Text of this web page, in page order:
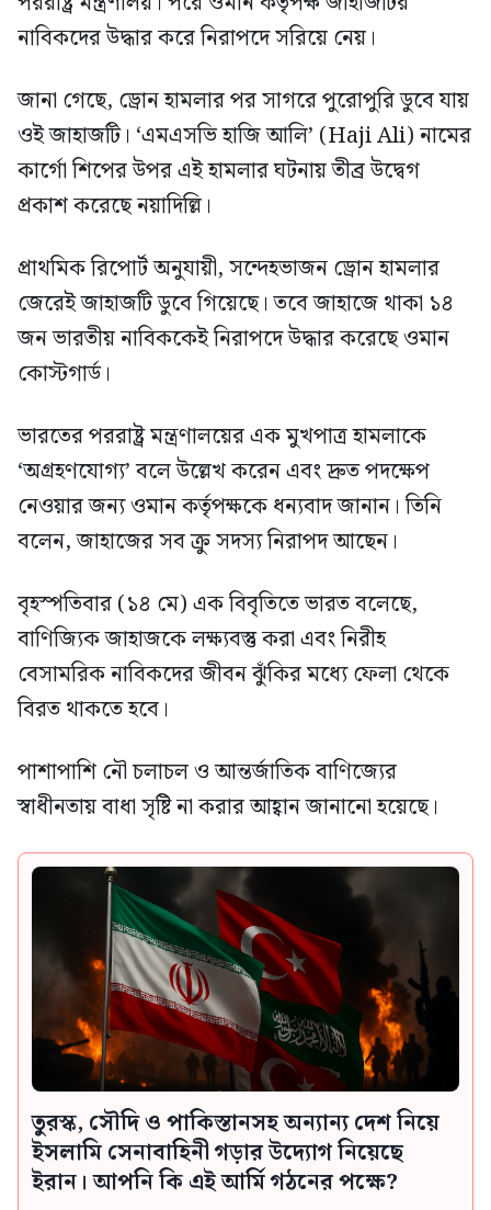
নাবিকদের উদ্ধার করে নিরাপদে সরিয়ে নেয়।
জানা গেছে, ড্রোন হামলার পর সাগরে পুরোপুরি ডুবে যায়
ওই জাহাজটি। ‘এমএসভি হাজি আলি’ (Haji Ali) নামের
কার্গো শিপের উপর এই হামলার ঘটনায় তীব্র উদ্বেগ
প্রকাশ করেছে নয়াদিল্লি।
প্রাথমিক রিপোর্ট অনুযায়ী, সন্দেহভাজন ড্রোন হামলার
জেরেই জাহাজটি ডুবে গিয়েছে। তবে জাহাজে থাকা ১৪
জন ভারতীয় নাবিককেই নিরাপদে উদ্ধার করেছে ওমান
কোস্টগার্ড।
ভারতের পররাষ্ট্র মন্ত্রণালয়ের এক মুখপাত্র হামলাকে
‘অগ্রহণযোগ্য’ বলে উল্লেখ করেন এবং দ্রুত পদক্ষেপ
নেওয়ার জন্য ওমান কর্তৃপক্ষকে ধন্যবাদ জানান। তিনি
বলেন, জাহাজের সব ক্রু সদস্য নিরাপদ আছেন।
বৃহস্পতিবার (১৪ মে) এক বিবৃতিতে ভারত বলেছে,
বাণিজ্যিক জাহাজকে লক্ষ্যবস্তু করা এবং নিরীহ
বেসামরিক নাবিকদের জীবন ঝুঁকির মধ্যে ফেলা থেকে
বিরত থাকতে হবে।
পাশাপাশি নৌ চলাচল ও আন্তর্জাতিক বাণিজ্যের
স্বাধীনতায় বাধা সৃষ্টি না করার আহ্বান জানানো হয়েছে।
তুরস্ক, সৌদি ও পাকিস্তানসহ অন্যান্য দেশ নিয়ে
ইসলামি সেনাবাহিনী গড়ার উদ্যোগ নিয়েছে
ইরান। আপনি কি এই আর্মি গঠনের পক্ষে?